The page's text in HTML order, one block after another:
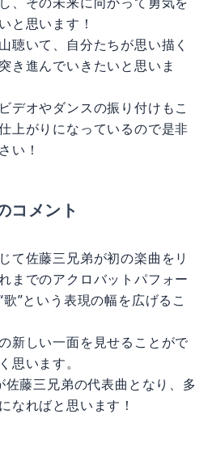
と思います！
聴いて、自分たちが思い描く
き進んでいきたいと思いま
デオやダンスの振り付けもこ
上がりになっているので是非
い！
コメント
までのアクロバットパフォー
”という表現の幅を広げるこ
新しい一面を見せることがで
思います。
藤三兄弟の代表曲となり、多
なればと思います！